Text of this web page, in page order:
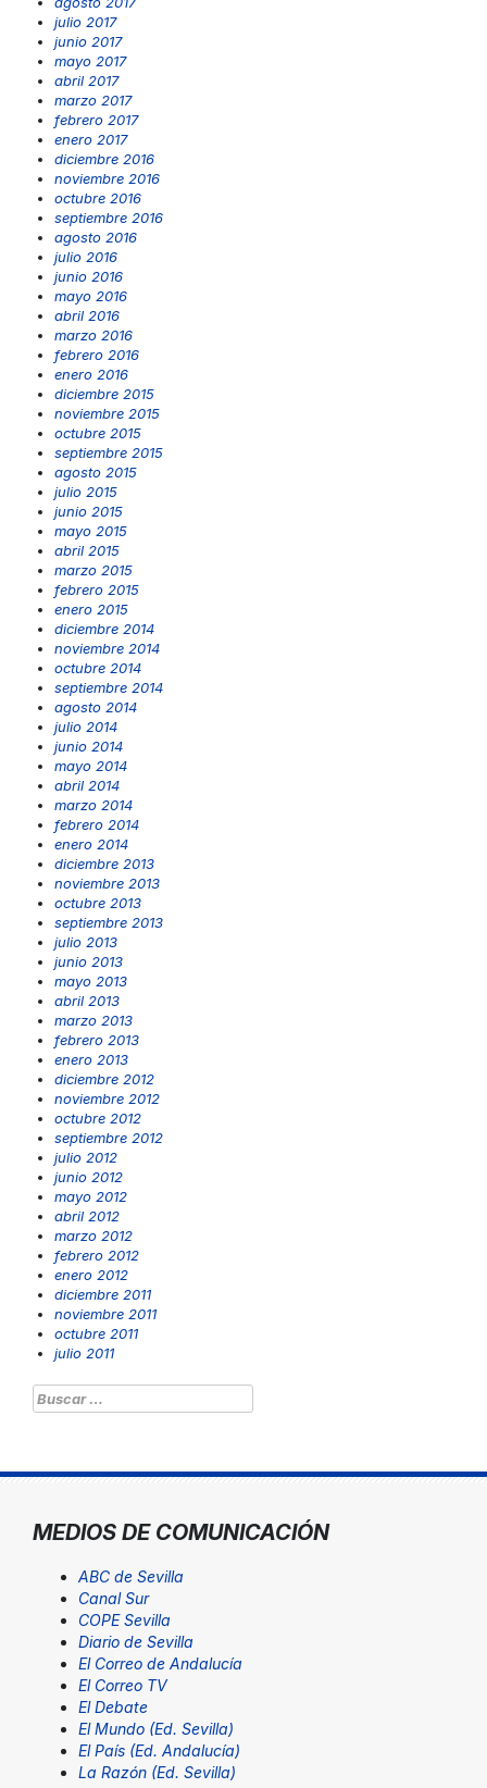
julio 2017
junio 2017
mayo 2017
abril 2017
marzo 2017
febrero 2017
enero 2017
diciembre 2016
noviembre 2016
octubre 2016
septiembre 2016
agosto 2016
julio 2016
junio 2016
mayo 2016
abril 2016
marzo 2016
febrero 2016
enero 2016
diciembre 2015
noviembre 2015
octubre 2015
septiembre 2015
agosto 2015
julio 2015
junio 2015
mayo 2015
abril 2015
marzo 2015
febrero 2015
enero 2015
diciembre 2014
noviembre 2014
octubre 2014
septiembre 2014
agosto 2014
julio 2014
junio 2014
mayo 2014
abril 2014
marzo 2014
febrero 2014
enero 2014
diciembre 2013
noviembre 2013
octubre 2013
septiembre 2013
julio 2013
junio 2013
mayo 2013
abril 2013
marzo 2013
febrero 2013
enero 2013
diciembre 2012
noviembre 2012
octubre 2012
septiembre 2012
julio 2012
junio 2012
mayo 2012
abril 2012
marzo 2012
febrero 2012
enero 2012
diciembre 2011
noviembre 2011
octubre 2011
julio 2011
Buscar:
MEDIOS DE COMUNICACIÓN
ABC de Sevilla
Canal Sur
COPE Sevilla
Diario de Sevilla
El Correo de Andalucía
El Correo TV
El Debate
El Mundo (Ed. Sevilla)
El País (Ed. Andalucía)
La Razón (Ed. Sevilla)